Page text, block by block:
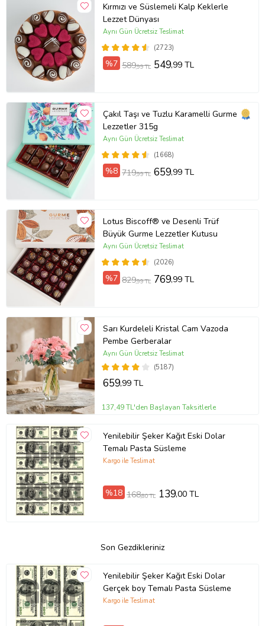
Kırmızı ve Süslemeli Kalp Keklerle
Lezzet Dünyası
(2723)
Aynı Gün Ücretsiz Teslimat
%7 589,99 TL 549,99 TL
Çakıl Taşı ve Tuzlu Karamelli Gurme
Lezzetler 315g
(1668)
Aynı Gün Ücretsiz Teslimat
%8 719,99 TL 659,99 TL
Lotus Biscoff® ve Desenli Trüf
Büyük Gurme Lezzetler Kutusu
(2026)
Aynı Gün Ücretsiz Teslimat
%7 829,99 TL 769,99 TL
Sarı Kurdeleli Kristal Cam Vazoda
Pembe Gerberalar
(5187)
Aynı Gün Ücretsiz Teslimat
659,99 TL
137,49 TL'den Başlayan Taksitlerle
Yenilebilir Şeker Kağıt Eski Dolar
Temalı Pasta Süsleme
Kargo ile Teslimat
%18 168,80 TL 139,00 TL
Son Gezdikleriniz
Yenilebilir Şeker Kağıt Eski Dolar
Gerçek boy Temalı Pasta Süsleme
Kargo ile Teslimat